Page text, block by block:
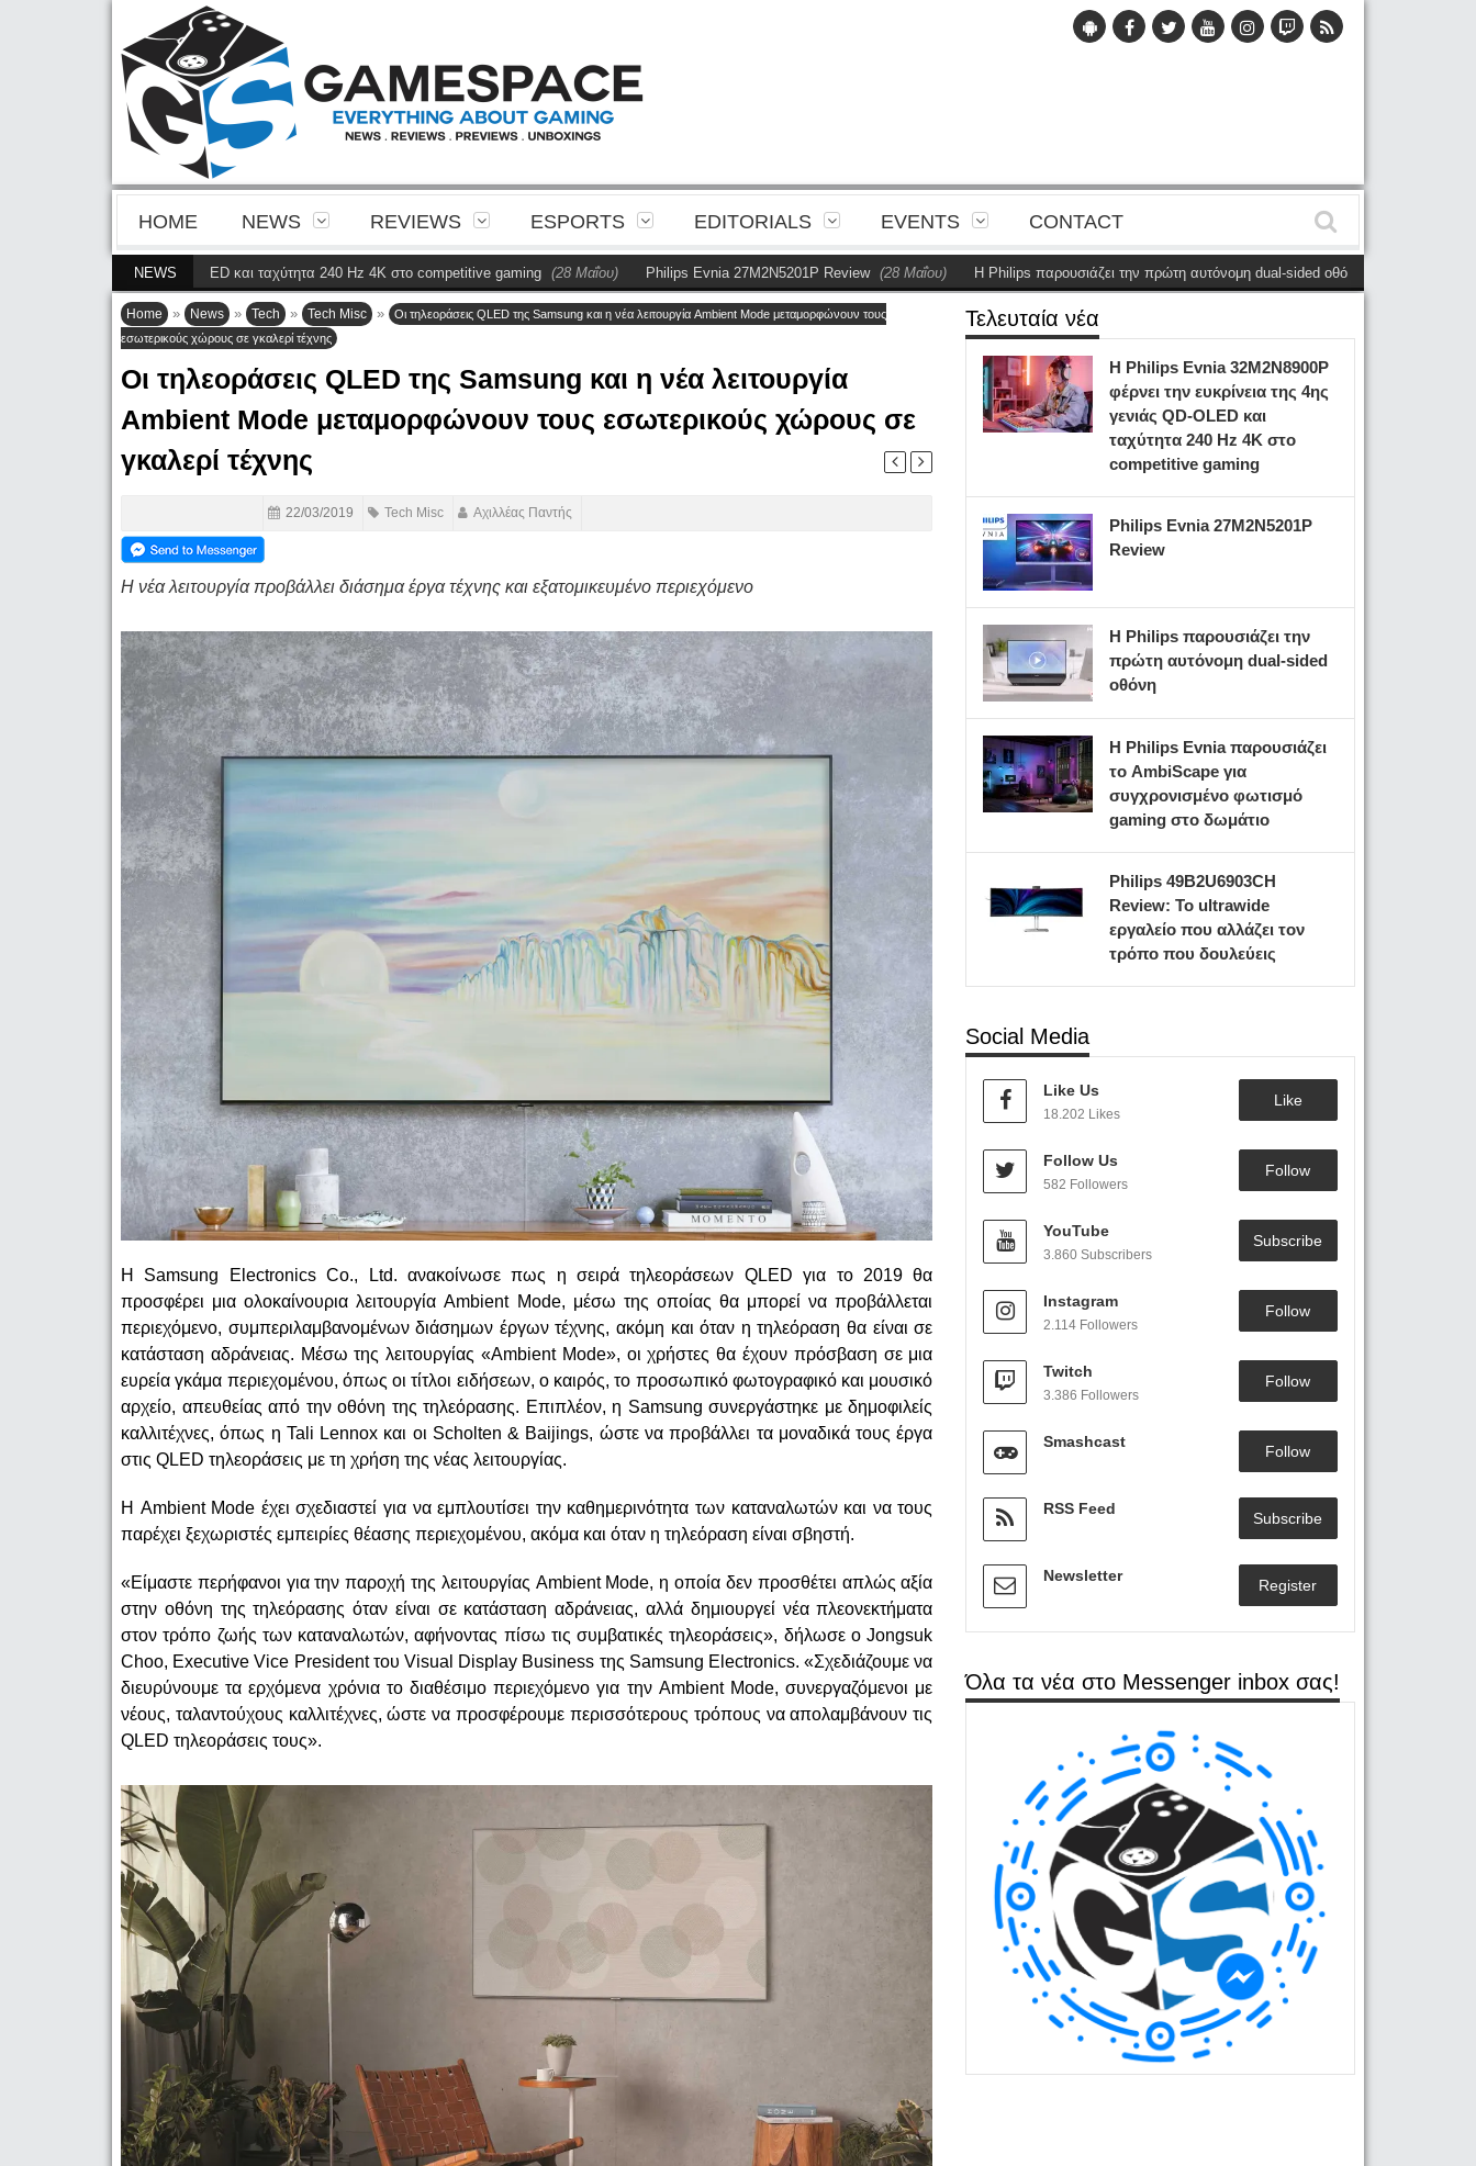
HOME NEWS REVIEWS ESPORTS EDITORIALS EVENTS CONTACT
NEWS
4ης γενιάς QD-OLED και ταχύτητα 240 Hz 4K στο competitive gaming (28 Μαΐου) Philips Evnia 27M2N5201P Review (28 Μαΐου) Η Philips παρουσιάζει την πρώτη αυτόνομη dual-sided οθόνη (28 Μαΐου)
Home » News » Tech » Tech Misc »
Οι τηλεοράσεις QLED της Samsung και η νέα λειτουργία Ambient Mode μεταμορφώνουν τους
εσωτερικούς χώρους σε γκαλερί τέχνης
Οι τηλεοράσεις QLED της Samsung και η νέα λειτουργία
Ambient Mode μεταμορφώνουν τους εσωτερικούς χώρους σε
γκαλερί τέχνης
22/03/2019 Tech Misc Αχιλλέας Παντής
Η νέα λειτουργία προβάλλει διάσημα έργα τέχνης και εξατομικευμένο περιεχόμενο
Η Samsung Electronics Co., Ltd. ανακοίνωσε πως η σειρά τηλεοράσεων QLED για το 2019 θα
προσφέρει μια ολοκαίνουρια λειτουργία Ambient Mode, μέσω της οποίας θα μπορεί να προβάλλεται
περιεχόμενο, συμπεριλαμβανομένων διάσημων έργων τέχνης, ακόμη και όταν η τηλεόραση θα είναι σε
κατάσταση αδράνειας. Μέσω της λειτουργίας «Ambient Mode», οι χρήστες θα έχουν πρόσβαση σε μια
ευρεία γκάμα περιεχομένου, όπως οι τίτλοι ειδήσεων, ο καιρός, το προσωπικό φωτογραφικό και μουσικό
αρχείο, απευθείας από την οθόνη της τηλεόρασης. Επιπλέον, η Samsung συνεργάστηκε με δημοφιλείς
καλλιτέχνες, όπως η Tali Lennox και οι Scholten & Baijings, ώστε να προβάλλει τα μοναδικά τους έργα
στις QLED τηλεοράσεις με τη χρήση της νέας λειτουργίας.
Η Ambient Mode έχει σχεδιαστεί για να εμπλουτίσει την καθημερινότητα των καταναλωτών και να τους
παρέχει ξεχωριστές εμπειρίες θέασης περιεχομένου, ακόμα και όταν η τηλεόραση είναι σβηστή.
«Είμαστε περήφανοι για την παροχή της λειτουργίας Ambient Mode, η οποία δεν προσθέτει απλώς αξία
στην οθόνη της τηλεόρασης όταν είναι σε κατάσταση αδράνειας, αλλά δημιουργεί νέα πλεονεκτήματα
στον τρόπο ζωής των καταναλωτών, αφήνοντας πίσω τις συμβατικές τηλεοράσεις», δήλωσε ο Jongsuk
Choo, Executive Vice President του Visual Display Business της Samsung Electronics. «Σχεδιάζουμε να
διευρύνουμε τα ερχόμενα χρόνια το διαθέσιμο περιεχόμενο για την Ambient Mode, συνεργαζόμενοι με
νέους, ταλαντούχους καλλιτέχνες, ώστε να προσφέρουμε περισσότερους τρόπους να απολαμβάνουν τις
QLED τηλεοράσεις τους».
Τελευταία νέα
Η Philips Evnia 32M2N8900P
φέρνει την ευκρίνεια της 4ης
γενιάς QD-OLED και
ταχύτητα 240 Hz 4K στο
competitive gaming
Philips Evnia 27M2N5201P
Review
Η Philips παρουσιάζει την
πρώτη αυτόνομη dual-sided
οθόνη
Η Philips Evnia παρουσιάζει
το AmbiScape για
συγχρονισμένο φωτισμό
gaming στο δωμάτιο
Philips 49B2U6903CH
Review: Το ultrawide
εργαλείο που αλλάζει τον
τρόπο που δουλεύεις
Social Media
Like Us
18.202 Likes
Like
Follow Us
582 Followers
Follow
YouTube
3.860 Subscribers
Subscribe
Instagram
2.114 Followers
Follow
Twitch
3.386 Followers
Follow
Smashcast
Follow
RSS Feed
Subscribe
Newsletter
Register
Όλα τα νέα στο Messenger inbox σας!